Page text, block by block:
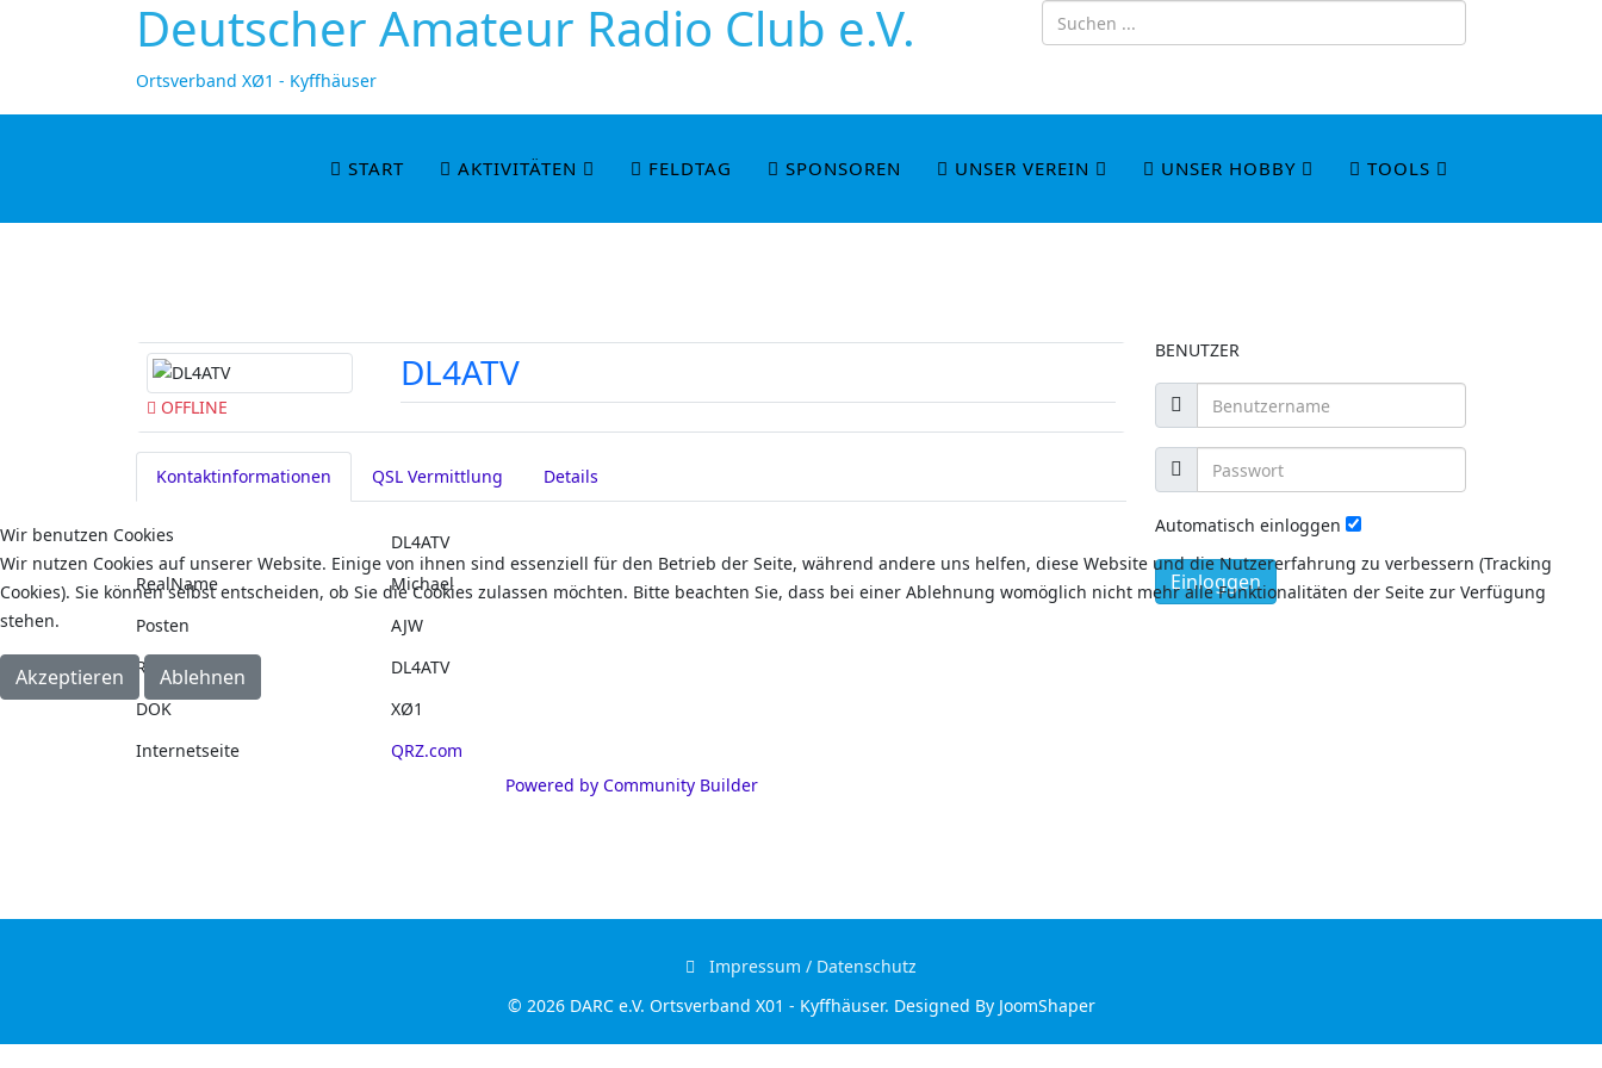
Deutscher Amateur Radio Club e.V.
Ortsverband XØ1 - Kyffhäuser
START AKTIVITÄTEN FELDTAG SPONSOREN UNSER VEREIN UNSER HOBBY TOOLS
OFFLINE
DL4ATV
Kontaktinformationen QSL Vermittlung Details
DL4ATV
RealName
Michael
Posten
AJW
Rufzeichen
DL4ATV
DOK
XØ1
Internetseite
QRZ.com
Powered by Community Builder
BENUTZER
Automatisch einloggen
Einloggen
Impressum / Datenschutz
© 2026 DARC e.V. Ortsverband X01 - Kyffhäuser. Designed By JoomShaper
Wir benutzen Cookies
Wir nutzen Cookies auf unserer Website. Einige von ihnen sind essenziell für den Betrieb der Seite, während andere uns helfen, diese Website und die Nutzererfahrung zu verbessern (Tracking
Cookies). Sie können selbst entscheiden, ob Sie die Cookies zulassen möchten. Bitte beachten Sie, dass bei einer Ablehnung womöglich nicht mehr alle Funktionalitäten der Seite zur Verfügung
stehen.
Akzeptieren Ablehnen